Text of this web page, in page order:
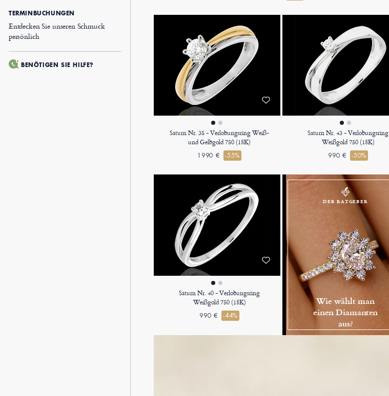
TERMINBUCHUNGEN
Entdecken Sie unseren Schmuck
persönlich
BENÖTIGEN SIE HILFE?
Saturn Nr. 35 - Verlobungsring Weiß-
und Gelbgold 750 (18K)
1990 € -55%
Saturn Nr. 43 - Verlobungsring
Weißgold 750 (18K)
990 € -50%
Saturn Nr. 40 - Verlobungsring
Weißgold 750 (18K)
990 € -44%
DER RATGEBER
Wie wählt man
einen Diamanten
aus?